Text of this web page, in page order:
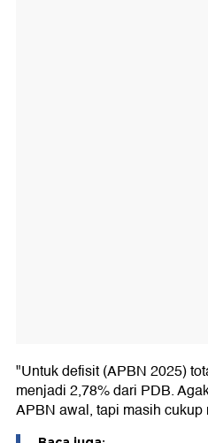
"Untuk defisit (APBN 2025)
menjadi 2,78% dari PDB.
APBN awal, tapi masih